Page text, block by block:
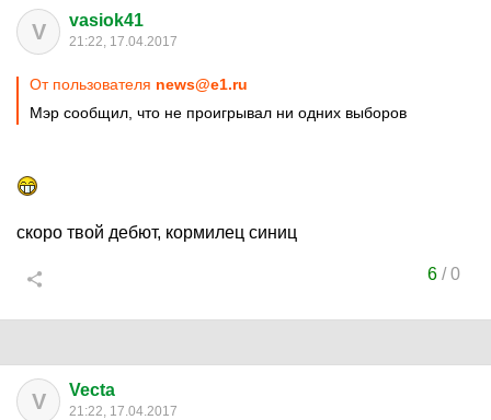
V vasiok41
21:22, 17.04.2017
От пользователя news@e1.ru
Мэр сообщил, что не проигрывал ни одних выборов
скоро твой дебют, кормилец синиц
6/0
V Vecta
21:22, 17.04.2017